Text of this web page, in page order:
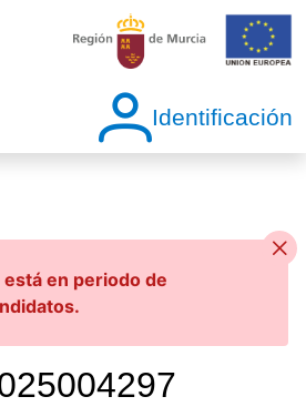
Identificación
en periodo de